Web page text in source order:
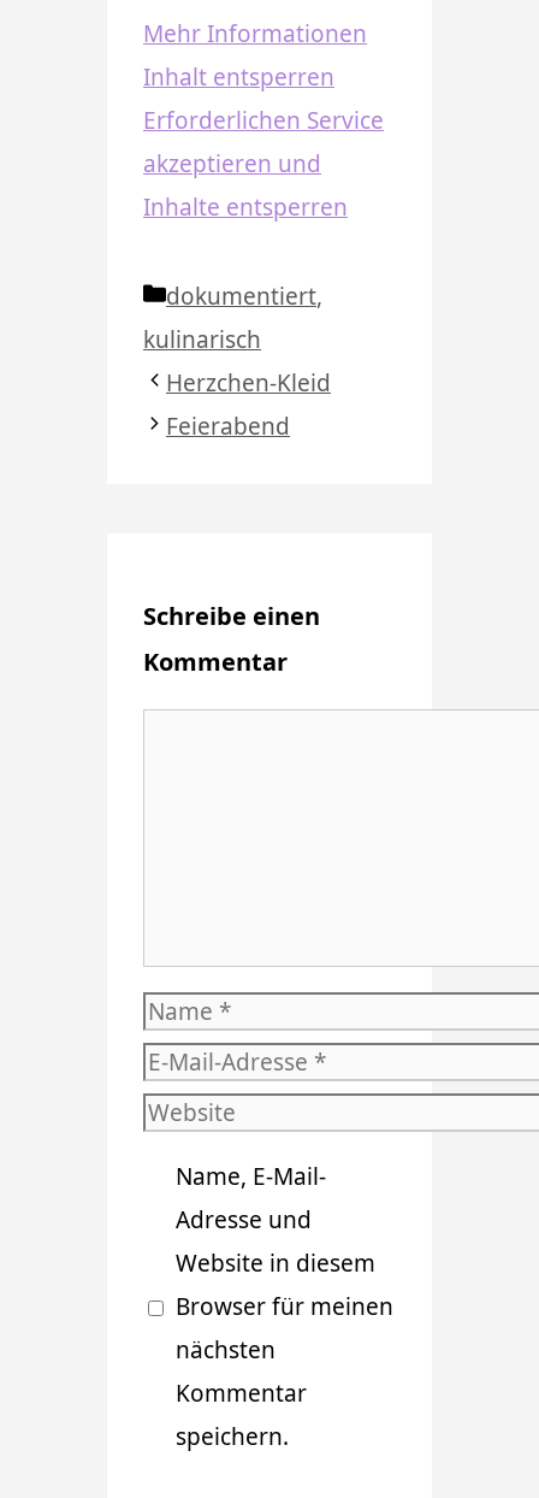
Mehr Informationen
Inhalt entsperren
Erforderlichen Service
akzeptieren und
Inhalte entsperren
Kategorien
dokumentiert,
kulinarisch
Herzchen-Kleid
Feierabend
Schreibe einen
Kommentar
Name
E-
Mail-
Website
Name, E-Mail-
Adresse und
Website in diesem
Browser für meinen
nächsten
Kommentar
speichern.